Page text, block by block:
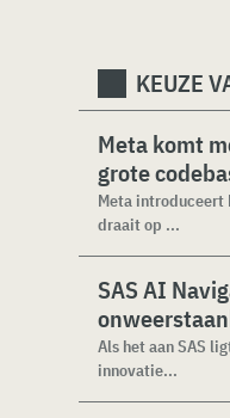
KEUZE
Meta komt
grote
Meta introduceert
draait op ...
SAS AI
Als het aan SAS
innovatie...